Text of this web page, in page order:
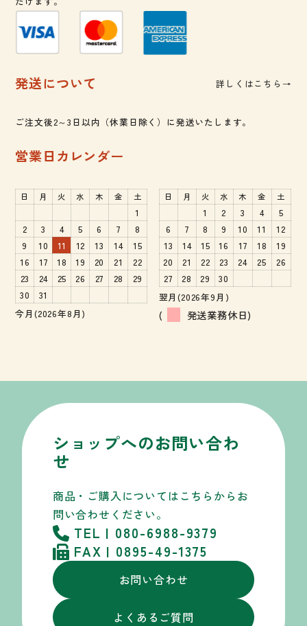
発送について 詳しくはこちら→
ご注文後2～3日以内（休業日除く）に発送いたします。
営業日カレンダー
今月(2026年8月)
日 月 火 水 木 金 土
1
2
3 4 5 6 7
8
9
10 11 12 13 14
15
16
17 18 19 20 21
22
23
24 25 26 27 28
29
30
31 翌月(2026年9月)
日 月 火 水 木 金 土
1 2 3 4
5
6
7 8 9 10 11
12
13
14 15 16 17 18
19
20
21 22 23 24 25
26
27
28 29 30
( 発送業務休日)
ショップへのお問い合わ
せ
商品・ご購入についてはこちらから お
問い合わせください。
TEL | 080-6988-9379
FAX | 0895-49-1375
お問い合わせ
よくあるご質問